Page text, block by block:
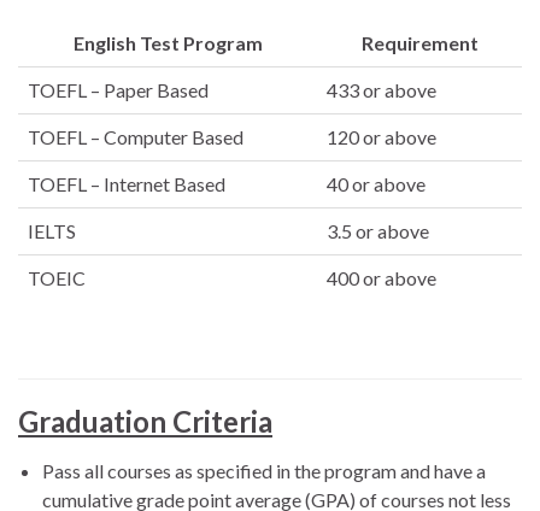
English Test Program Requirement
TOEFL – Paper Based 433 or above
TOEFL – Computer Based 120 or above
TOEFL – Internet Based 40 or above
IELTS 3.5 or above
TOEIC 400 or above
Graduation Criteria
Pass all courses as specified in the program and have a
cumulative grade point average (GPA) of courses not less